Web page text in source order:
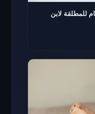
للمطلقة لابن